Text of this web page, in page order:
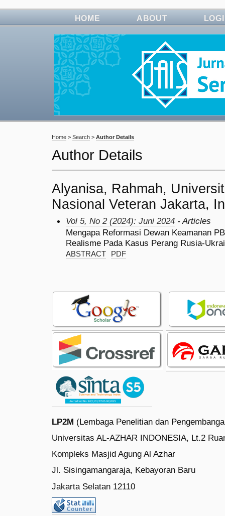
HOME ABOUT
Home > Search > Author Details
Author Details
Alyanisa, Rahmah,
Nasional Veteran Jakarta,
Vol 5, No 2 (2024): Juni 2024 - Articles
Mengapa Reformasi Dewan Keamanan
Realisme Pada Kasus Perang Rusia-
ABSTRACT PDF
LP2M (Lembaga Penelitian dan
Universitas AL-AZHAR INDONESIA, Lt.2
Kompleks Masjid Agung Al Azhar
Jl. Sisingamangaraja, Kebayoran Baru
Jakarta Selatan 12110